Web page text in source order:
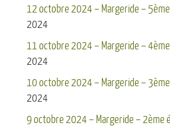
12 octobre 2024 – Margeride –
2024
11 octobre 2024 – Margeride –
2024
10 octobre 2024 – Margeride –
2024
9 octobre 2024 – Margeride – 2ème